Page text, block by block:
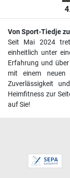
Von Sport-Tiedje
Seit Mai 2024
einheitlich unter
Erfahrung und
mit einem neuen
Zuverlässigkeit
Heimfitness zur
auf Sie!